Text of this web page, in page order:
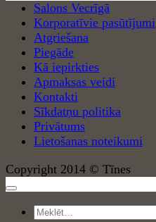
Salons Vecrīgā
Korporatīvie pasūtījumi
Atgriešana
Piegāde
Kā iepirkties
Apmaksas veidi
Kontakti
Sīkdatņu politika
Privātums
Lietošanas noteikumi
Copyright 2014 © Tīnes
Meklēt: